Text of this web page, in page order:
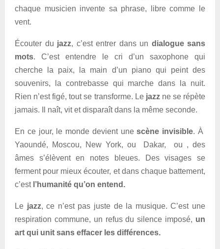
chaque musicien invente sa phrase, libre comme le
vent.
Écouter du jazz, c’est entrer dans un dialogue sans
mots. C’est entendre le cri d’un saxophone qui
cherche la paix, la main d’un piano qui peint des
souvenirs, la contrebasse qui marche dans la nuit.
Rien n’est figé, tout se transforme. Le jazzne se répète
jamais. Il naît, vit et disparaît dans la même seconde.
En ce jour, le monde devient unescène invisible. À
Yaoundé, Moscou, New York, ou Dakar, ou , des
âmes s’élèvent en notes bleues. Des visages se
ferment pour mieux écouter, et dans chaque battement,
c’est l’humanité qu’on entend.
Le jazz, ce n’est pas juste de la musique. C’est une
respiration commune, un refus du silence imposé, un
art qui unit sans effacer les différences.